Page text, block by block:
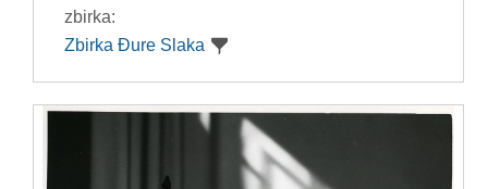
zbirka:
Zbirka Đure Slaka